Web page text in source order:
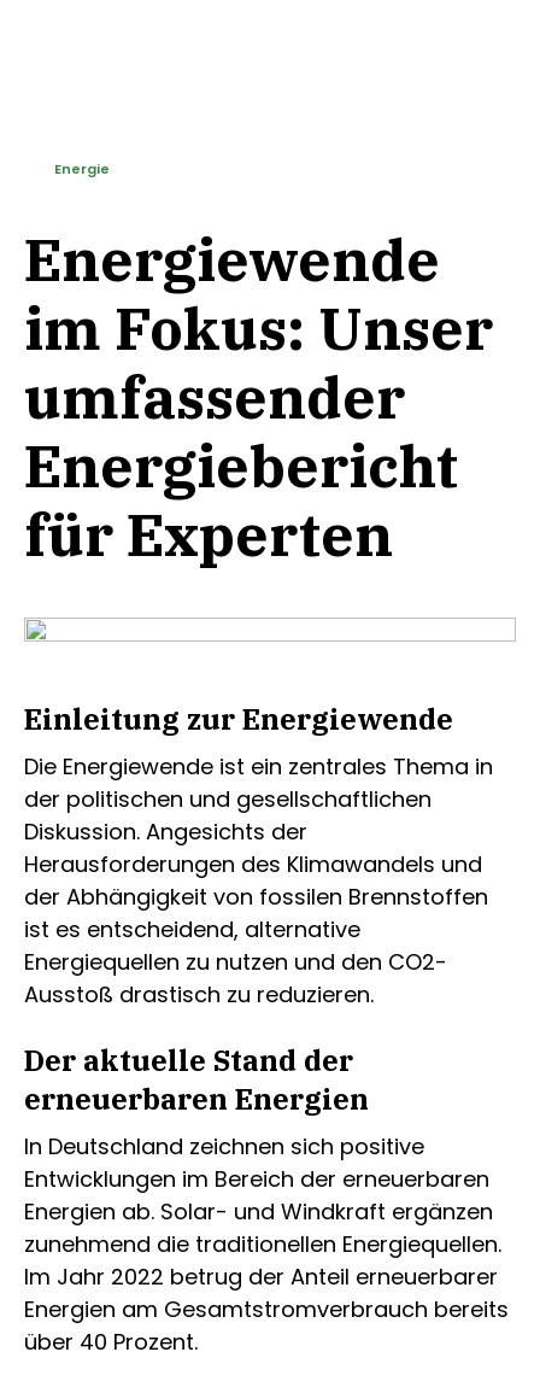
Energiewende
im Fokus: Unser
umfassender
Energiebericht
für Experten
Energie
Einleitung zur Energiewende
Die Energiewende ist ein zentrales Thema in
der politischen und gesellschaftlichen
Diskussion. Angesichts der
Herausforderungen des Klimawandels und
der Abhängigkeit von fossilen Brennstoffen
ist es entscheidend, alternative
Energiequellen zu nutzen und den CO2-
Ausstoß drastisch zu reduzieren.
Der aktuelle Stand der
erneuerbaren Energien
In Deutschland zeichnen sich positive
Entwicklungen im Bereich der erneuerbaren
Energien ab. Solar- und Windkraft ergänzen
zunehmend die traditionellen Energiequellen.
Im Jahr 2022 betrug der Anteil erneuerbarer
Energien am Gesamtstromverbrauch bereits
über 40 Prozent.